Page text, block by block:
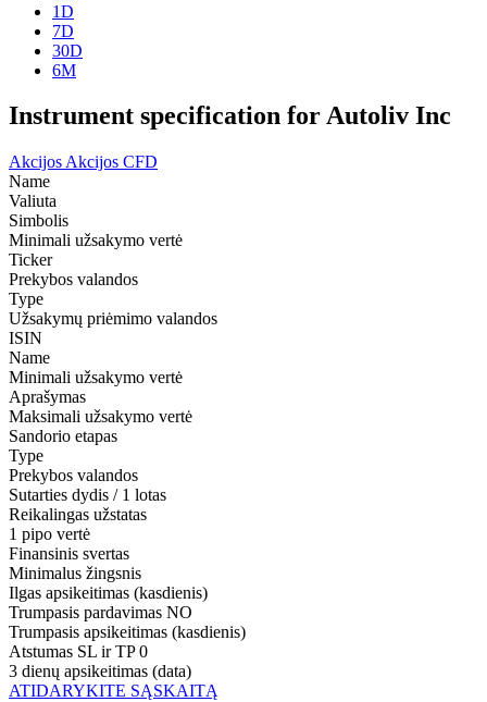
1D
7D
30D
6M
Instrument specification for Autoliv Inc
Akcijos Akcijos CFD
Name
Valiuta
Simbolis
Minimali užsakymo vertė
Ticker
Prekybos valandos
Type
Užsakymų priėmimo valandos
ISIN
Name
Minimali užsakymo vertė
Aprašymas
Maksimali užsakymo vertė
Sandorio etapas
Type
Prekybos valandos
Sutarties dydis / 1 lotas
Reikalingas užstatas
1 pipo vertė
Finansinis svertas
Minimalus žingsnis
Ilgas apsikeitimas (kasdienis)
Trumpasis pardavimas NO
Trumpasis apsikeitimas (kasdienis)
Atstumas SL ir TP 0
3 dienų apsikeitimas (data)
ATIDARYKITE SĄSKAITĄ